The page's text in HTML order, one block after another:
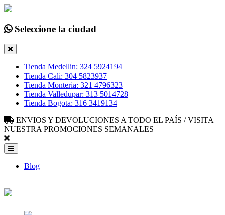
Seleccione la ciudad
Tienda Medellin: 324 5924194
Tienda Cali: 304 5823937
Tienda Monteria: 321 4796323
Tienda Valledupar: 313 5014728
Tienda Bogota: 316 3419134
ENVIOS Y DEVOLUCIONES A TODO EL PAÍS / VISITA
NUESTRA PROMOCIONES SEMANALES
Blog